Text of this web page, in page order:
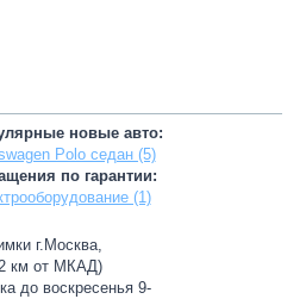
новые авто:
Polo седан (5)
по гарантии:
(1)
г.Москва,
км от МКАД)
до воскресенья 9-